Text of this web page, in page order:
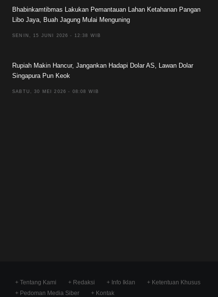
Bhabinkamtibmas Lakukan Pemantauan Lahan Ketahanan Pangan
Libo Jaya, Buah Jagung Mulai Menguning
SENIN, 15 JUNI 2026 - 12:38 WIB
Rupiah Makin Hancur, Jangankan Hadapi Dolar AS, Lawan Dolar
Singapura Pun Keok
SABTU, 30 MEI 2026 - 08:08 WIB
+ Tentang Kami + Redaksi + Info Iklan
+ Ketentuan Khusus
+ Pedoman Media Siber
+ Kontak